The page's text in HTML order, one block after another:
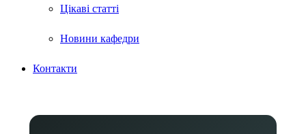
Цікаві статті
Новини кафедри
Контакти